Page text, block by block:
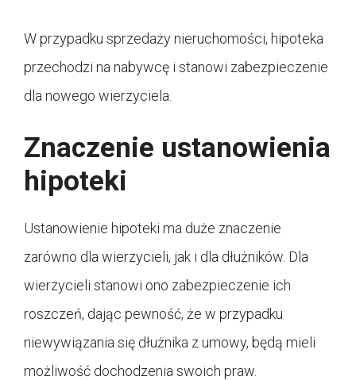
W przypadku sprzedaży nieruchomości, hipoteka
przechodzi na nabywcę i stanowi zabezpieczenie
dla nowego wierzyciela.
Znaczenie ustanowienia
hipoteki
Ustanowienie hipoteki ma duże znaczenie
zarówno dla wierzycieli, jak i dla dłużników. Dla
wierzycieli stanowi ono zabezpieczenie ich
roszczeń, dając pewność, że w przypadku
niewywiązania się dłużnika z umowy, będą mieli
możliwość dochodzenia swoich praw.